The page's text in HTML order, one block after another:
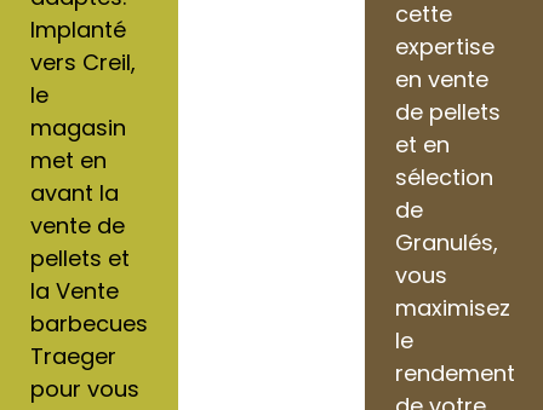
Implanté
vers Creil,
le
magasin
met en
avant la
vente de
pellets et
la Vente
barbecues
Traeger
pour vous
cette
expertise
en vente
de pellets
et en
sélection
de
Granulés,
vous
maximisez
le
rendement